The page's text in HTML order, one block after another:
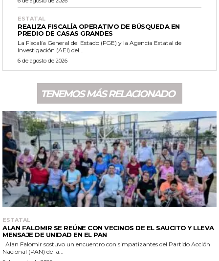
ESTATAL
REALIZA FISCALÍA OPERATIVO DE BÚSQUEDA EN
PREDIO DE CASAS GRANDES
La Fiscalía General del Estado (FGE) y la Agencia Estatal de
Investigación (AEI) del...
6 de agosto de 2026
TENEMOS MÁS RELACIONADO
ESTATAL
ALAN FALOMIR SE REÚNE CON VECINOS DE EL SAUCITO Y LLEVA
MENSAJE DE UNIDAD EN EL PAN
Nacional (PAN) de la...